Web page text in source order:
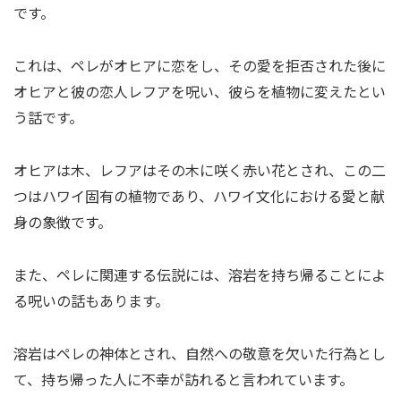
です。
これは、ペレがオヒアに恋をし、その愛を拒否された後に
オヒアと彼の恋人レフアを呪い、彼らを植物に変えたとい
う話です。
オヒアは木、レフアはその木に咲く赤い花とされ、この二
つはハワイ固有の植物であり、ハワイ文化における愛と献
身の象徴です。
また、ペレに関連する伝説には、溶岩を持ち帰ることによ
る呪いの話もあります。
溶岩はペレの神体とされ、自然への敬意を欠いた行為とし
て、持ち帰った人に不幸が訪れると言われています。